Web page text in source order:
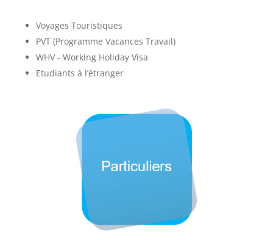
Voyages Touristiques
PVT (Programme Vacances Travail)
WHV - Working Holiday Visa
Etudiants à l’étranger